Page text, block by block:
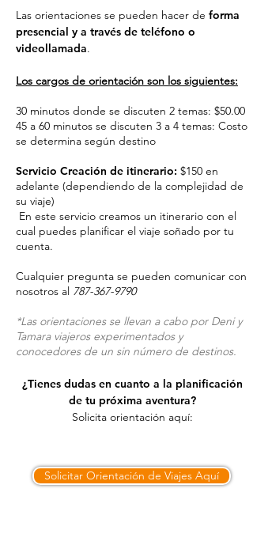
Las orientaciones se pueden hacer de forma
presencial y a través de teléfono o
videollamada.
Los cargos de orientación son los siguientes:
30 minutos donde se discuten 2 temas: $50.00
45 a 60 minutos se discuten 3 a 4 temas: Costo
se determina según destino
Servicio Creación de itinerario: $150 en
adelante (dependiendo de la complejidad de
su viaje)
En este servicio creamos un itinerario con el
cual puedes planificar el viaje soñado por tu
cuenta.
Cualquier pregunta se pueden comunicar con
nosotros al 787-367-9790
*Las orientaciones se llevan a cabo por Deni y
Tamara viajeros experimentados y
conocedores de un sin número de destinos.
¿Tienes dudas en cuanto a la planificación
de tu próxima aventura?
Solicita orientación aquí:
Solicitar Orientación de Viajes Aquí